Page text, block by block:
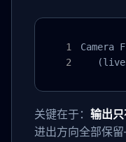
Camera
关键在于： 输出
进出方向全部保